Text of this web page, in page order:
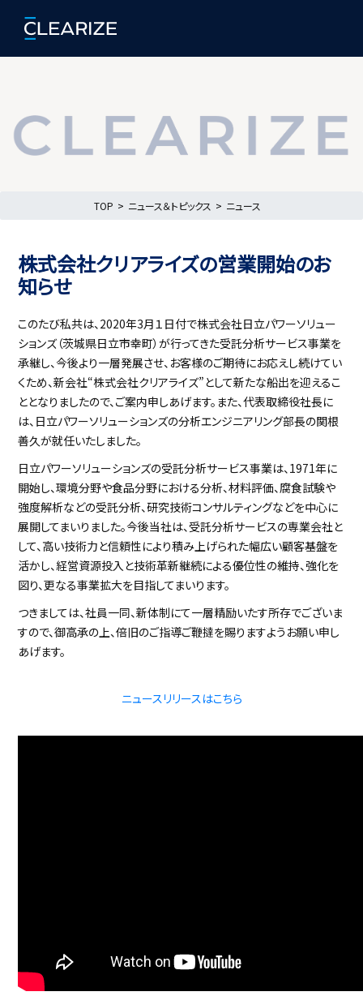
TOP ニュース＆トピックス ニュース
株式会社クリアライズの営業開始のお
知らせ
このたび私共は、2020年3月１日付で株式会社日立パワーソリュー
ションズ（茨城県日立市幸町）が行ってきた受託分析サービス事業を
承継し、今後より一層発展させ、お客様のご期待にお応えし続けてい
くため、新会社“株式会社クリアライズ”として新たな船出を迎えるこ
ととなりましたので、ご案内申しあげます。また、代表取締役社長に
は、日立パワーソリューションズの分析エンジニアリング部長の関根
善久が就任いたしました。
日立パワーソリューションズの受託分析サービス事業は、1971年に
開始し、環境分野や食品分野における分析、材料評価、腐食試験や
強度解析などの受託分析、研究技術コンサルティングなどを中心に
展開してまいりました。今後当社は、受託分析サービスの専業会社と
して、高い技術力と信頼性により積み上げられた幅広い顧客基盤を
活かし、経営資源投入と技術革新継続による優位性の維持、強化を
図り、更なる事業拡大を目指してまいります。
つきましては、社員一同、新体制にて一層精励いたす所存でございま
すので、御高承の上、倍旧のご指導ご鞭撻を賜りますようお願い申し
あげます。
ニュースリリースはこちら